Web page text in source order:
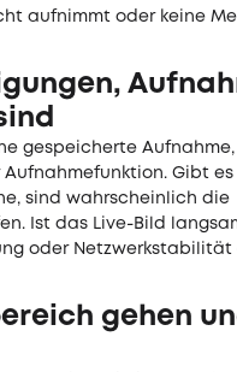
aufnimmt oder keine
gespeicherte
Gibt
sind wahrscheinlich die
Ist das Live-Bild
oder Netzwerkstabilität
gehen